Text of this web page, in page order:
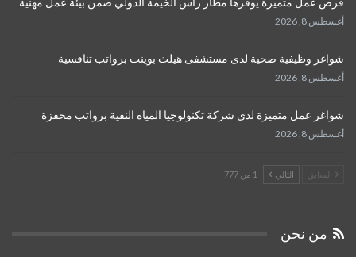
أغسطس 8, 2026
شواغر وظيفية صحية لدى مستشفى هيلث بوينت برواتب تنافسية
أغسطس 8, 2026
شواغر عمل متميزة لدى شركة تكنولوجيا المياه النقية برواتب محفزة
أغسطس 8, 2026
السابق التالي 1 من 777
من نحن